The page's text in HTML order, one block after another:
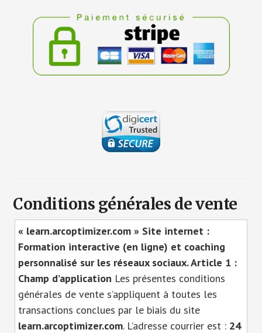
Conditions générales de vente
« learn.arcoptimizer.com » Site internet :
Formation interactive (en ligne) et coaching
personnalisé sur les réseaux sociaux.Article 1 :
Champ d’application Les présentes conditions
générales de vente s’appliquent à toutes les
transactions conclues par le biais du site
learn.arcoptimizer.com. L’adresse courrier est : 24